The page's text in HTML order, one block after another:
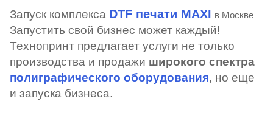
Запуск комплекса DTF печати MAXI в Москве
Запустить свой бизнес может каждый!
Технопринт предлагает услуги не только
производства и продажи широкого спектра
полиграфического оборудования, но еще
и запуска бизнеса.